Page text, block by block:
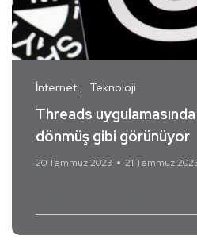
İnternet Teknoloji
Threads
dönmüş gibi görünüyor
20 Temmuz 2023 21 Temmuz